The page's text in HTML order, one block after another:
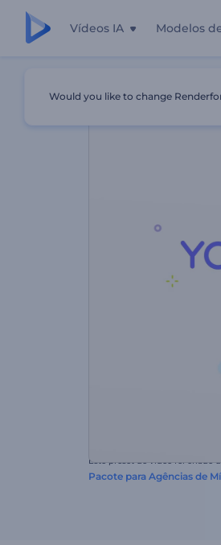
Vídeos IA Modelos
Este preset de vídeo foi criado
Pacote para Agências de
Would you like to change